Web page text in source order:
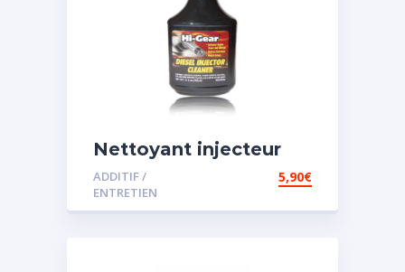
Nettoyant injecteur
diesel
ADDITIF /
ENTRETIEN
5,90€